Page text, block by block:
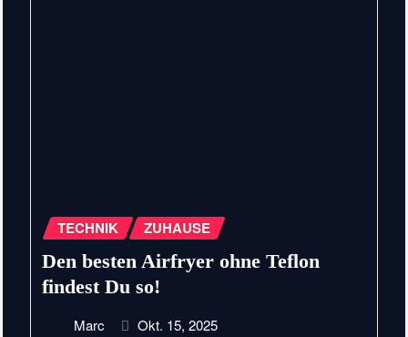
TECHNIK ZUHAUSE
Den besten Airfryer ohne Teflon
findest Du so!
Marc Okt. 15, 2025